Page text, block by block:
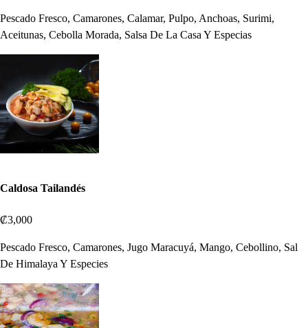
Pescado Fresco, Camarones, Calamar, Pulpo, Anchoas, Surimi,
Aceitunas, Cebolla Morada, Salsa De La Casa Y Especias
Caldosa Tailandés
₡3,000
Pescado Fresco, Camarones, Jugo Maracuyá, Mango, Cebollino, Sal
De Himalaya Y Especies